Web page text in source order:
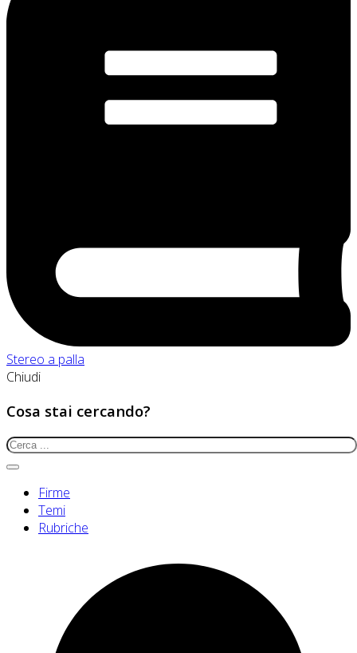
Stereo a palla
Chiudi
Cosa stai cercando?
Firme
Temi
Rubriche